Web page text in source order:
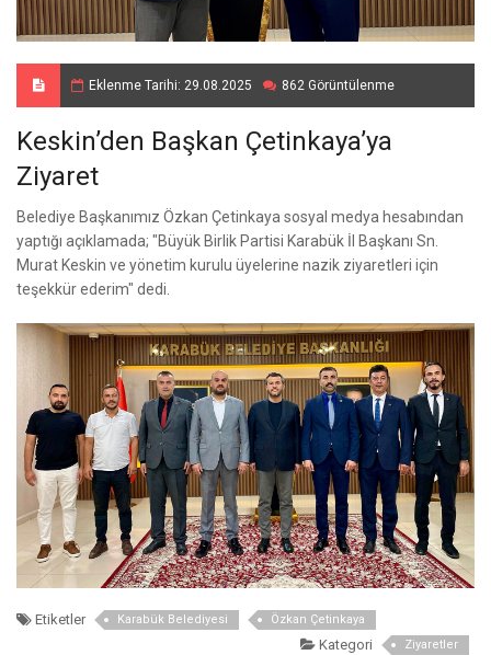
Eklenme Tarihi: 29.08.2025 862 Görüntülenme
Keskin’den Başkan Çetinkaya’ya
Ziyaret
Belediye Başkanımız Özkan Çetinkaya sosyal medya hesabından
yaptığı açıklamada; "Büyük Birlik Partisi Karabük İl Başkanı Sn.
Murat Keskin ve yönetim kurulu üyelerine nazik ziyaretleri için
teşekkür ederim" dedi.
Etiketler Karabük Belediyesi Özkan Çetinkaya
Kategori Ziyaretler